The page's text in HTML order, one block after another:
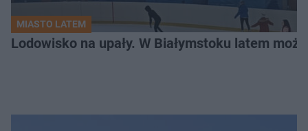
MIASTO LATEM
Lodowisko na upały. W Białymstoku latem